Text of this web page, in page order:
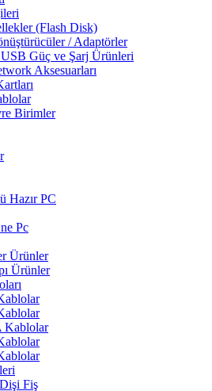
(Flash Disk)
/ Adaptörler
Güç ve Şarj Ürünleri
Aksesuarları
Birimler
Hazır PC
Pc
Ürünler
Ürünler
Kablolar
Fiş